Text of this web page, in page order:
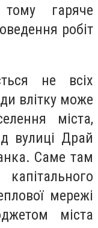
гаряче
робіт
не всіх
влітку може
міста,
вулиці Драй
Саме там
мережі
міста